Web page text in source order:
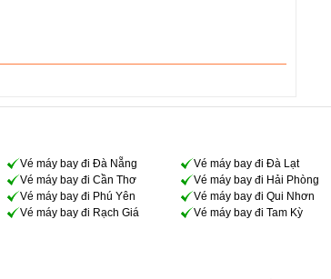
Vé máy bay đi Đà Nẵng Vé máy bay đi Đà Lạt
Vé máy bay đi Cần Thơ Vé máy bay đi Hải Phòng
Vé máy bay đi Phú Yên Vé máy bay đi Qui Nhơn
Vé máy bay đi Rạch Giá Vé máy bay đi Tam Kỳ